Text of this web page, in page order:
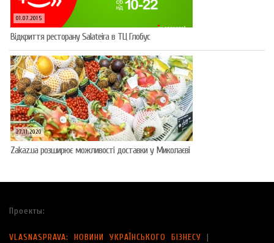
01.07.2015
Відкриття ресторану Salateirа в ТЦ Глобус
27.11.2020
Zakaz.ua розширює можливості доставки у Миколаєві
Проекты:
VLASNASPRAVA: НОВИНИ УКРАЇНСЬКОГО БІЗНЕСУ |